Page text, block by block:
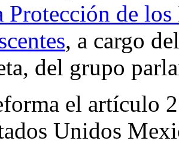
Protección de
, a cargo
del grupo
el artículo
Unidos